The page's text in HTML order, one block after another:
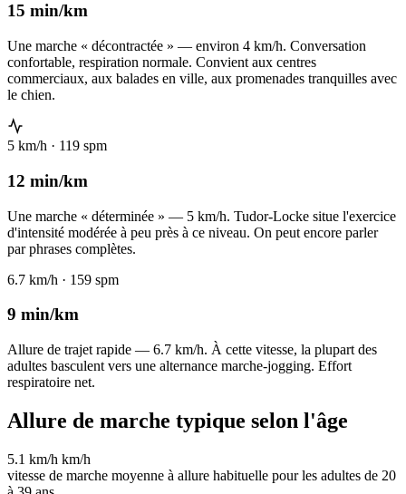
15 min/km
Une marche « décontractée » — environ 4 km/h. Conversation
confortable, respiration normale. Convient aux centres
commerciaux, aux balades en ville, aux promenades tranquilles avec
le chien.
5 km/h · 119 spm
12 min/km
Une marche « déterminée » — 5 km/h. Tudor-Locke situe l'exercice
d'intensité modérée à peu près à ce niveau. On peut encore parler
par phrases complètes.
6.7 km/h · 159 spm
9 min/km
Allure de trajet rapide — 6.7 km/h. À cette vitesse, la plupart des
adultes basculent vers une alternance marche-jogging. Effort
respiratoire net.
Allure de marche typique selon l'âge
5.1 km/h km/h
vitesse de marche moyenne à allure habituelle pour les adultes de 20